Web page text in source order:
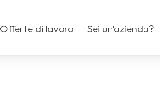
Offerte di lavoro Sei un'azienda?